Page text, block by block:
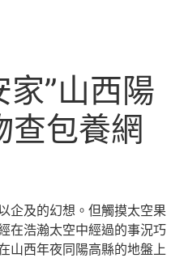
家”山西陽
查包養網
企及的幻想。但觸摸太空果
在浩瀚太空中經過的事況巧
山西年夜同陽高縣的地盤上